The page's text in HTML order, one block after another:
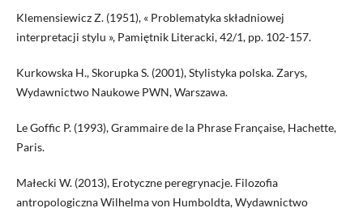
Klemensiewicz Z. (1951), « Problematyka składniowej
interpretacji stylu », Pamiętnik Literacki, 42/1, pp. 102-157.
Kurkowska H., Skorupka S. (2001), Stylistyka polska. Zarys,
Wydawnictwo Naukowe PWN, Warszawa.
Le Goffic P. (1993), Grammaire de la Phrase Française, Hachette,
Paris.
Małecki W. (2013), Erotyczne peregrynacje. Filozofia
antropologiczna Wilhelma von Humboldta, Wydawnictwo